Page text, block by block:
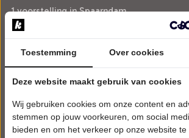
1 voorstelling in Spaarndam.
Toestemming Over cookies
Deze website maakt gebruik van cookies
Wij gebruiken cookies om onze content en
stemmen op jouw voorkeuren, om social
bieden en om het verkeer op onze website